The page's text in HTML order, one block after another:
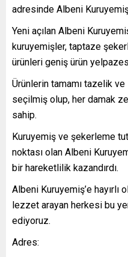
adresinde Albeni Kuruyemiş
Yeni açılan Albeni
kuruyemişler, taptaze
ürünleri geniş ürün
Ürünlerin tamamı tazelik
seçilmiş olup, her damak
sahip.
Kuruyemiş ve şekerleme
noktası olan Albeni
bir hareketlilik kazandırdı.
Albeni Kuruyemiş’e
lezzet arayan herkesi bu
ediyoruz.
Adres: